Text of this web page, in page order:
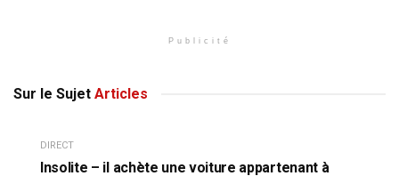
Publicité
Sur le Sujet Articles
DIRECT
Insolite – il achète une voiture appartenant à